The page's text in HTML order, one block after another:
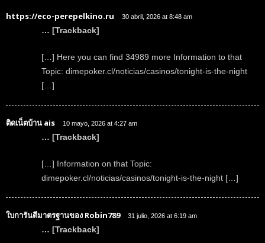
https://eco-perepelkino.ru 30 abril, 2026 at 8:48 am
… [Trackback]
[…] Here you can find 34989 more Information to that
Topic: dimepoker.cl/noticias/casinos/tonight-is-the-night
[…]
ติดเน็ตบ้าน ais 10 mayo, 2026 at 4:27 am
… [Trackback]
[…] Information on that Topic:
dimepoker.cl/noticias/casinos/tonight-is-the-night […]
ใบการันตีมาตรฐานของ Robin789 31 julio, 2026 at 6:19 am
… [Trackback]